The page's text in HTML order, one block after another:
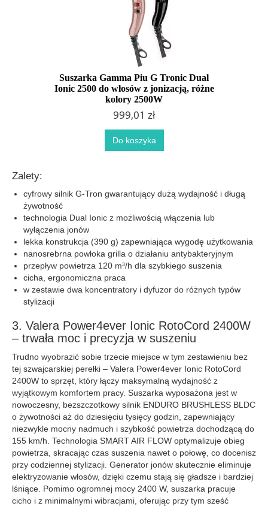
Suszarka Gamma Piu G Tronic Dual
Ionic 2500 do włosów z jonizacją, różne
kolory 2500W
999,01 zł
Do koszyka
Zalety:
cyfrowy silnik G-Tron gwarantujący dużą wydajność i długą
żywotność
technologia Dual Ionic z możliwością włączenia lub
wyłączenia jonów
lekka konstrukcja (390 g) zapewniająca wygodę użytkowania
nanosrebrna powłoka grilla o działaniu antybakteryjnym
przepływ powietrza 120 m³/h dla szybkiego suszenia
cicha, ergonomiczna praca
w zestawie dwa koncentratory i dyfuzor do różnych typów
stylizacji
3. Valera Power4ever Ionic RotoCord 2400W
– trwała moc i precyzja w suszeniu
Trudno wyobrazić sobie trzecie miejsce w tym zestawieniu bez
tej szwajcarskiej perełki – Valera Power4ever Ionic RotoCord
2400W to sprzęt, który łączy maksymalną wydajność z
wyjątkowym komfortem pracy. Suszarka wyposażona jest w
nowoczesny, bezszczotkowy silnik ENDURO BRUSHLESS BLDC
o żywotności aż do dziesięciu tysięcy godzin, zapewniający
niezwykle mocny nadmuch i szybkość powietrza dochodzącą do
155 km/h. Technologia SMART AIR FLOW optymalizuje obieg
powietrza, skracając czas suszenia nawet o połowę, co docenisz
przy codziennej stylizacji. Generator jonów skutecznie eliminuje
elektryzowanie włosów, dzięki czemu stają się gładsze i bardziej
lśniące. Pomimo ogromnej mocy 2400 W, suszarka pracuje
cicho i z minimalnymi wibracjami, oferując przy tym sześć